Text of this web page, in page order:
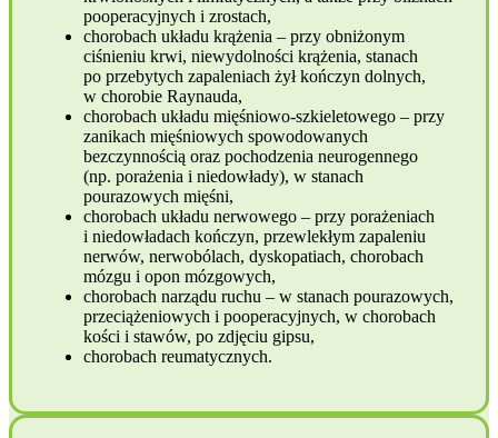
pooperacyjnych i zrostach,
chorobach układu krążenia – przy obniżonym
ciśnieniu krwi, niewydolności krążenia, stanach
po przebytych zapaleniach żył kończyn dolnych,
w chorobie Raynauda,
chorobach układu mięśniowo-szkieletowego – przy
zanikach mięśniowych spowodowanych
bezczynnością oraz pochodzenia neurogennego
(np. porażenia i niedowłady), w stanach
pourazowych mięśni,
chorobach układu nerwowego – przy porażeniach
i niedowładach kończyn, przewlekłym zapaleniu
nerwów, nerwobólach, dyskopatiach, chorobach
mózgu i opon mózgowych,
chorobach narządu ruchu – w stanach pourazowych,
przeciążeniowych i pooperacyjnych, w chorobach
kości i stawów, po zdjęciu gipsu,
chorobach reumatycznych.